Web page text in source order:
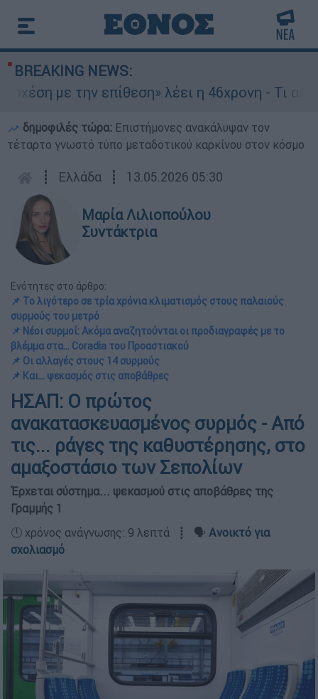
BREAKING NEWS:
επίθεση» λέει η 46χρονη - Τι αποκάλυψε
δημοφιλές τώρα: Επιστήμονες ανακάλυψαν τον
τέταρτο γνωστό τύπο μεταδοτικού καρκίνου στον κόσμο
┋ Ελλάδα ┋ 13.05.2026 05:30
Μαρία Λιλιοπούλου
Συντάκτρια
Ενότητες στο άρθρο:
📌 Το λιγότερο σε τρία χρόνια κλιματισμός στους παλαιούς
συρμούς του μετρό
📌 Νέοι συρμοί: Ακόμα αναζητούνται οι προδιαγραφές με το
βλέμμα στα... Coradia του Προαστιακού
📌 Οι αλλαγές στους 14 συρμούς
📌 Και... ψεκασμός στις αποβάθρες
ΗΣΑΠ: Ο πρώτος
ανακατασκευασμένος συρμός - Από
τις... ράγες της καθυστέρησης, στο
αμαξοστάσιο των Σεπολίων
Έρχεται σύστημα... ψεκασμού στις αποβάθρες της
Γραμμής 1
🕛 χρόνος ανάγνωσης: 9 λεπτά ┋ 🗣️ Ανοικτό για
σχολιασμό